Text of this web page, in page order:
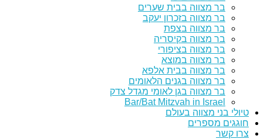
בר מצווה בבית שערים
בר מצווה בזכרון יעקב
בר מצווה בצפת
בר מצווה בקיסריה
בר מצווה בציפורי
בר מצווה במוצא
בר מצווה בבית אלפא
בר מצווה בגנים הלאומים
בר מצווה בגן לאומי מגדל צדק
Bar/Bat Mitzvah in Israel
טיולי בני מצווה בעולם
חוגגים מספרים
צרו קשר